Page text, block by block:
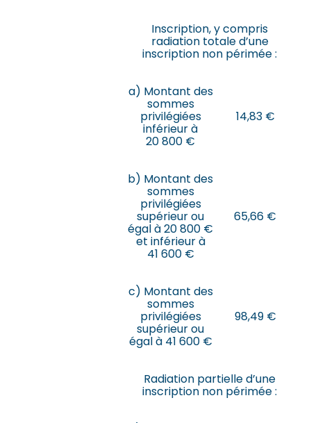
Inscription, y compris
radiation totale d’une
inscription non périmée :
a) Montant des
sommes
privilégiées
inférieur à
20 800 €
14,83 €
b) Montant des
sommes
privilégiées
supérieur ou
égal à 20 800 €
et inférieur à
41 600 €
65,66 €
c) Montant des
sommes
privilégiées
supérieur ou
égal à 41 600 €
98,49 €
Radiation partielle d’une
inscription non périmée :